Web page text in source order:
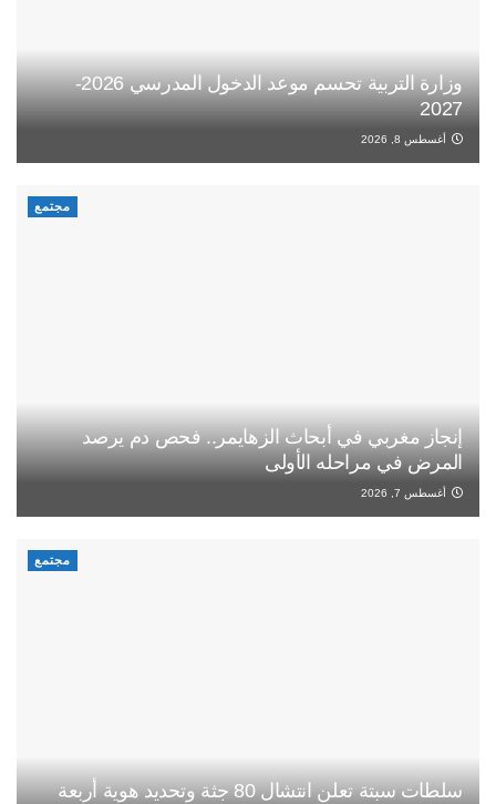
وزارة التربية تحسم موعد الدخول المدرسي 2026-
2027
أغسطس 8, 2026
مجتمع
إنجاز مغربي في أبحاث الزهايمر.. فحص دم يرصد
المرض في مراحله الأولى
أغسطس 7, 2026
مجتمع
سلطات سبتة تعلن انتشال 80 جثة وتحديد هوية أربعة